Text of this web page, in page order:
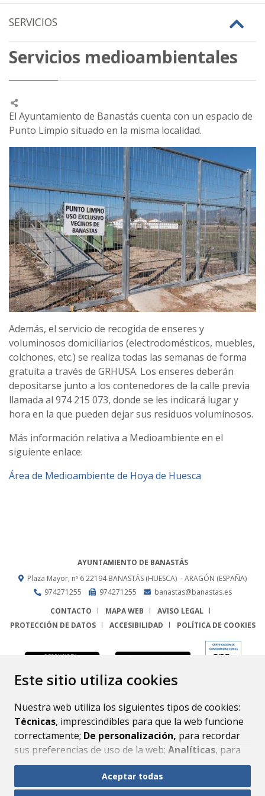
Este sitio utiliza cookies
Nuestra web utiliza los siguientes tipos de cookies:
Técnicas, imprescindibles para que la web funcione
correctamente; De personalización, para recordar
sus preferencias de uso de la web; Analíticas, para
mejorar el funcionamiento de la web y sus servicios.
Si acepta pulsando el botón“Aceptar todas”
Aceptar todas
SERVICIOS
Servicios medioambientales
El Ayuntamiento de Banastás cuenta con un espacio de
Punto Limpio situado en la misma localidad.
Además, el servicio de recogida de enseres y
voluminosos domiciliarios (electrodomésticos, muebles,
colchones, etc.) se realiza todas las semanas de forma
gratuita a través de GRHUSA. Los enseres deberán
depositarse junto a los contenedores de la calle previa
llamada al 974 215 073, donde se les indicará lugar y
hora en la que pueden dejar sus residuos voluminosos.
Más información relativa a Medioambiente en el
siguiente enlace:
Área de Medioambiente de Hoya de Huesca
AYUNTAMIENTO DE BANASTÁS
Plaza Mayor, nº 622194 BANASTÁS (HUESCA) - ARAGÓN (ESPAÑA)
974271255
974271255
banastas@banastas.es
CONTACTO
MAPA WEB
AVISO LEGAL
PROTECCIÓN DE DATOS
ACCESIBILIDAD POLÍTICA DE COOKIES